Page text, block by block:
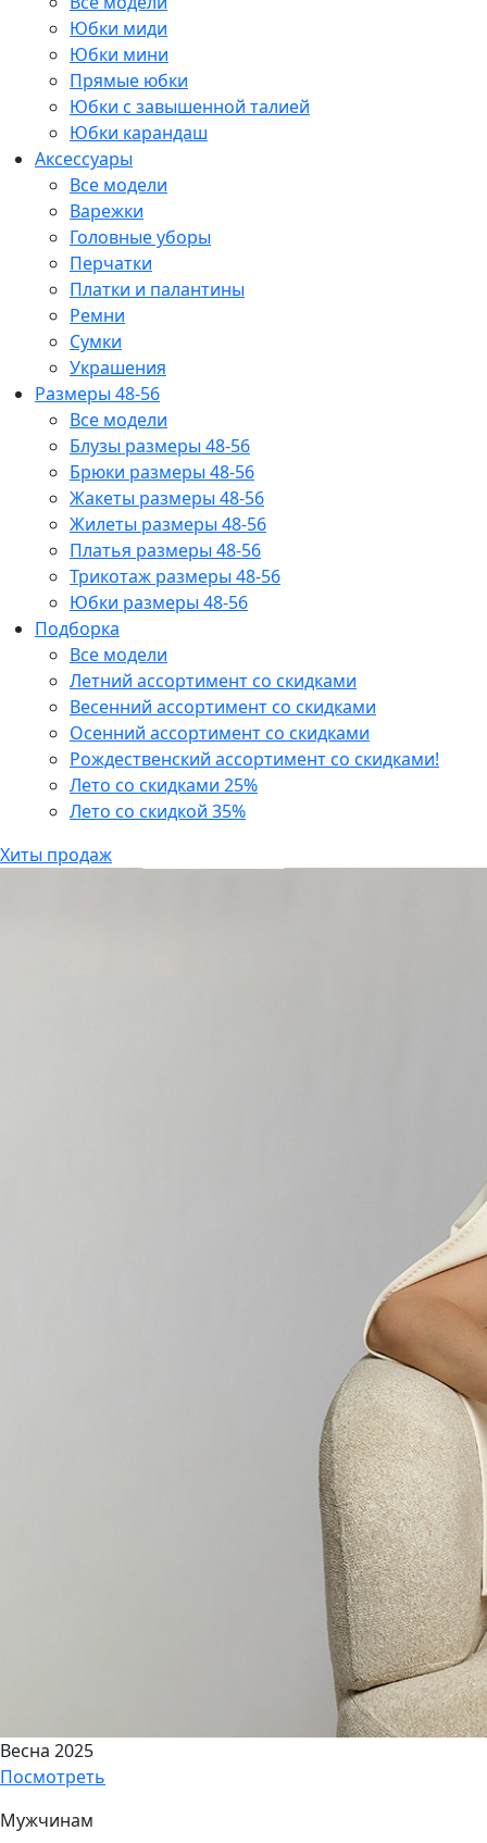
Юбки миди
Юбки мини
Прямые юбки
Юбки с завышенной талией
Юбки карандаш
Аксессуары
Все модели
Варежки
Головные уборы
Перчатки
Платки и палантины
Ремни
Сумки
Украшения
Размеры 48-56
Все модели
Блузы размеры 48-56
Брюки размеры 48-56
Жакеты размеры 48-56
Жилеты размеры 48-56
Платья размеры 48-56
Трикотаж размеры 48-56
Юбки размеры 48-56
Подборка
Все модели
Летний ассортимент со скидками
Весенний ассортимент со скидками
Осенний ассортимент со скидками
Рождественский ассортимент со скидками!
Лето со скидками 25%
Лето со скидкой 35%
Хиты продаж
Весна 2025
Посмотреть
Мужчинам